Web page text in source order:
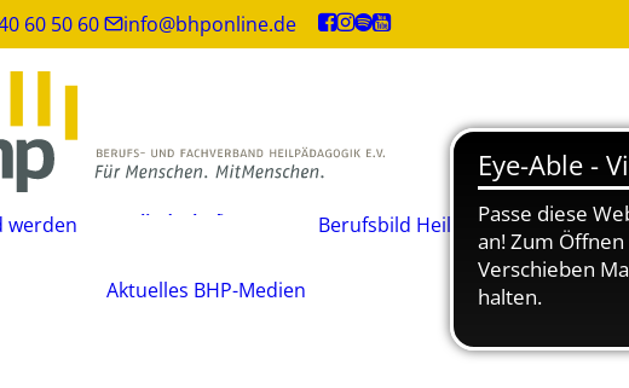
60 50 60 info@bhponline.de
werden
Mitgliedschaft
Berufsbild Heilpädagog:in
Wie
BHP-
Aktuelles BHP-Medien
Barrierefreiheit ist